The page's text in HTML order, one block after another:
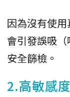
因為沒有使
會引發誤吸
安全篩檢。
2.高敏感度